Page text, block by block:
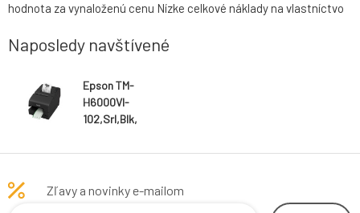
hodnota za vynaloženú cenu Nízke celkové náklady na vlastníctvo
Naposledy navštívené
Epson TM-
H6000VI-
102,Srl,Blk,
Zľavy a novinky e-mailom